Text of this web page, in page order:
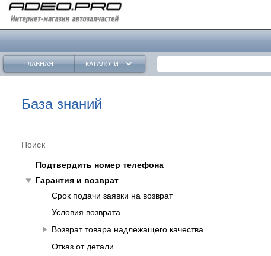
ГЛАВНАЯ КАТАЛОГИ keyboard_arrow_down
База знаний
Поиск
Подтвердить номер телефона
play_arrow Гарантия и возврат
Срок подачи заявки на возврат
Условия возврата
play_arrow Возврат товара надлежащего качества
Отказ от детали